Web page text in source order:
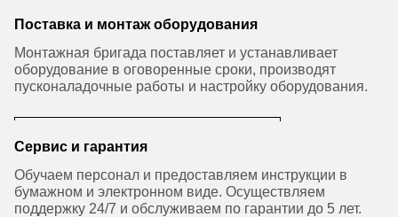
Поставка и монтаж оборудования
Монтажная бригада поставляет и устанавливает
оборудование в оговоренные сроки, производят
пусконаладочные работы и настройку оборудования.
Сервис и гарантия
Обучаем персонал и предоставляем инструкции в
бумажном и электронном виде. Осуществляем
поддержку 24/7 и обслуживаем по гарантии до 5 лет.